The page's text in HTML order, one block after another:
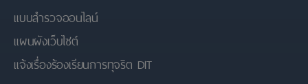
แบบสำรวจออนไลน์
แผนผังเว็บไซต์
แจ้งเรื่องร้องเรียนการทุจริต DIT